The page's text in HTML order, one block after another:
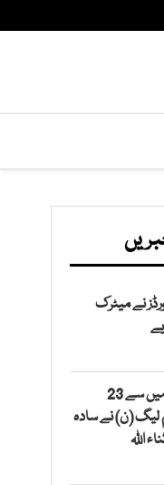
نے میٹرک
آزاد کشمیر انتخابات: 45 میں سے 23
لیگ (ن) نے سادہ
اللہ